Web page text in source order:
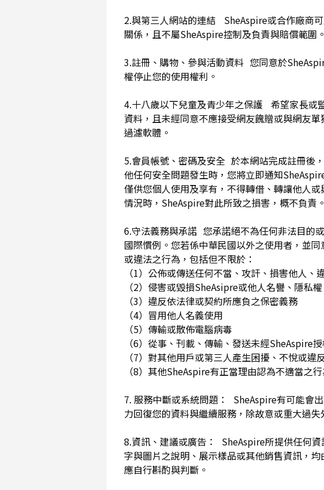
2.與第三人網站的連結 SheAspire或合作廠商
關係，且不屬SheAspire控制及負責與賠償範圍。
3.註冊、購物、參與活動資料 您同意於
權停止您的使用權利。
4.十八歲以下兒童及青少年之保護 希望家長或
資料，且未經同意不應接受網友餽贈或與網友
過濾軟體。
5.會員帳號、密碼及安全 於本網站完成註冊後
他任何安全問題發生時，您將立即通知
僅供您個人使用及享有，不得轉借、轉讓他人
情況時，SheAspire對此所致之損害，概不負責。
6.守法義務與承諾 您承諾絕不為任何非法目的
國際慣例。您若係中華民國以外之使用者，並
或違法之行為，包括但不限於：
（1）公佈或傳送任何不當、攻訐、損害他人
（2）侵害或毀損SheAsipre或他人名譽、隱私
（3）違反依法律或契約所應負之保密義務
（4）冒用他人名義使用
（5）傳輸或散佈電腦病毒
（6）從事、刊載、傳輸、發送未經SheAspire
（7）對其他用戶或第三人產生困擾、不悅或
（8）其他SheAspire有正當理由認為不適當之
7. 服務中斷或系統問題： SheAspire有可能會
力回復您的資料與繼續服務，除故意或重大過
8.資訊、建議或廣告： SheAspire所提供任何
字與圖片之說明、展示樣品或其他銷售資訊，
應自行斟酌與判斷。